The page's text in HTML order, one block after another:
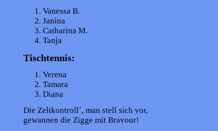
Vanessa B.
Janina
Catharina M.
Tanja
Tischtennis:
Verena
Tamara
Diana
Die Zeltkontroll´, man stell sich vor,
gewannen die Zigge mit Bravour!